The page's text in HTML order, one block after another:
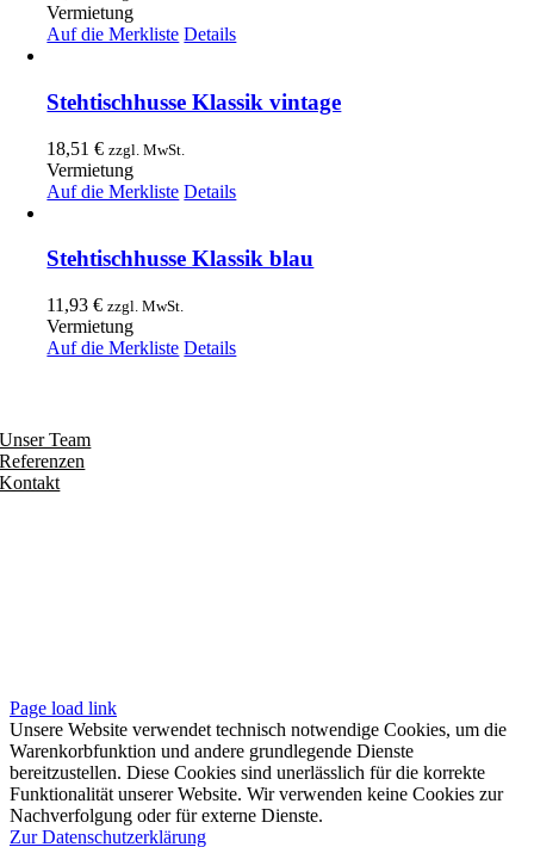
Vermietung
Auf die Merkliste Details
Stehtischhusse Klassik vintage
18,51€ zzgl. MwSt.
Vermietung
Auf die Merkliste Details
Stehtischhusse Klassik blau
11,93€ zzgl. MwSt.
Vermietung
Auf die Merkliste Details
Unser Team
Referenzen
Kontakt
Page load link
Unsere Website verwendet technisch notwendige Cookies, um die
Warenkorbfunktion und andere grundlegende Dienste
bereitzustellen. Diese Cookies sind unerlässlich für die korrekte
Funktionalität unserer Website. Wir verwenden keine Cookies zur
Nachverfolgung oder für externe Dienste.
Zur Datenschutzerklärung